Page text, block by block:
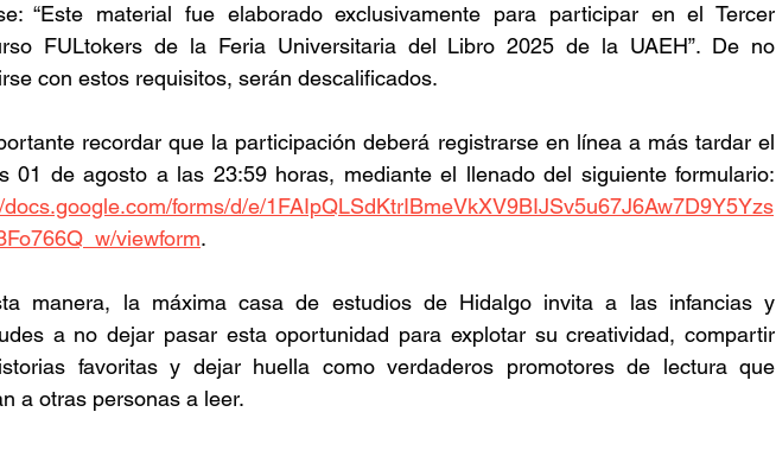
“Este material fue elaborado exclusivamente para participar en el Tercer
FULtokers de la Feria Universitaria del Libro 2025 de la UAEH”. De no
con estos requisitos, serán descalificados.
recordar que la participación deberá registrarse en línea a más tardar el
forms/d/e/1FAIpQLSdKtrIBmeVkXV9BIJSv5u67J6Aw7D9Y5Yzs
viewform.
manera, la máxima casa de estudios de Hidalgo invita a las infancias y
a no dejar pasar esta oportunidad para explotar su creatividad, compartir
favoritas y dejar huella como verdaderos promotores de lectura que
a otras personas a leer.